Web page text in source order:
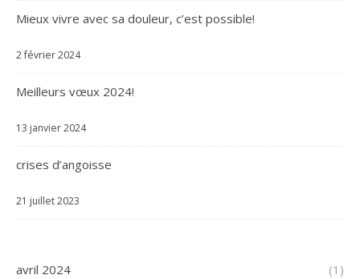
Mieux vivre avec sa douleur, c’est possible!
2 février 2024
Meilleurs vœux 2024!
13 janvier 2024
crises d’angoisse
21 juillet 2023
avril 2024 (1)